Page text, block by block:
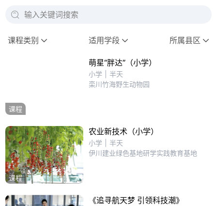
输入关键词搜索
课程类别 适用学段 所属县区
课程
萌星“胖达”（小学）
小学
半天
栾川竹海野生动物园
课程
农业新技术（小学）
小学
半天
伊川建业绿色基地研学实践教育基地
《追寻航天梦 引领科技潮》